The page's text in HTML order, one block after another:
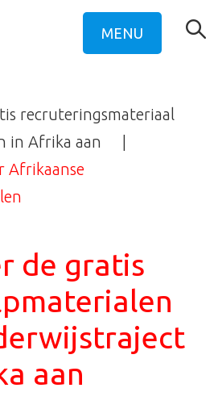
MENU
recruteringsmateriaal
in Afrika aan
Afrikaanse
de gratis
aan